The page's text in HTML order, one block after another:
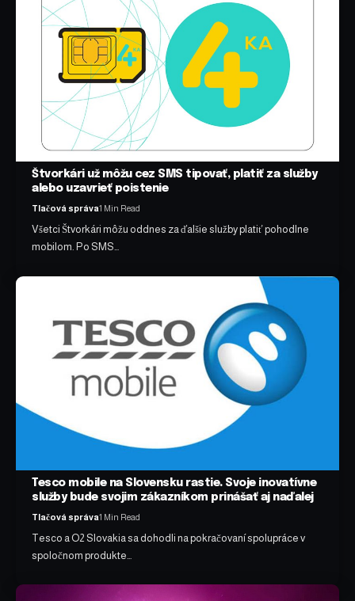
Štvorkári už môžu cez SMS tipovať, platiť za služby
alebo uzavrieť poistenie
Tlačová správa1 Min Read
Všetci Štvorkári môžu oddnes za ďalšie služby platiť pohodlne
mobilom. Po SMS…
Tesco mobile na Slovensku rastie. Svoje inovatívne
služby bude svojim zákazníkom prinášať aj naďalej
Tlačová správa1 Min Read
Tesco a O2 Slovakia sa dohodli na pokračovaní spolupráce v
spoločnom produkte…